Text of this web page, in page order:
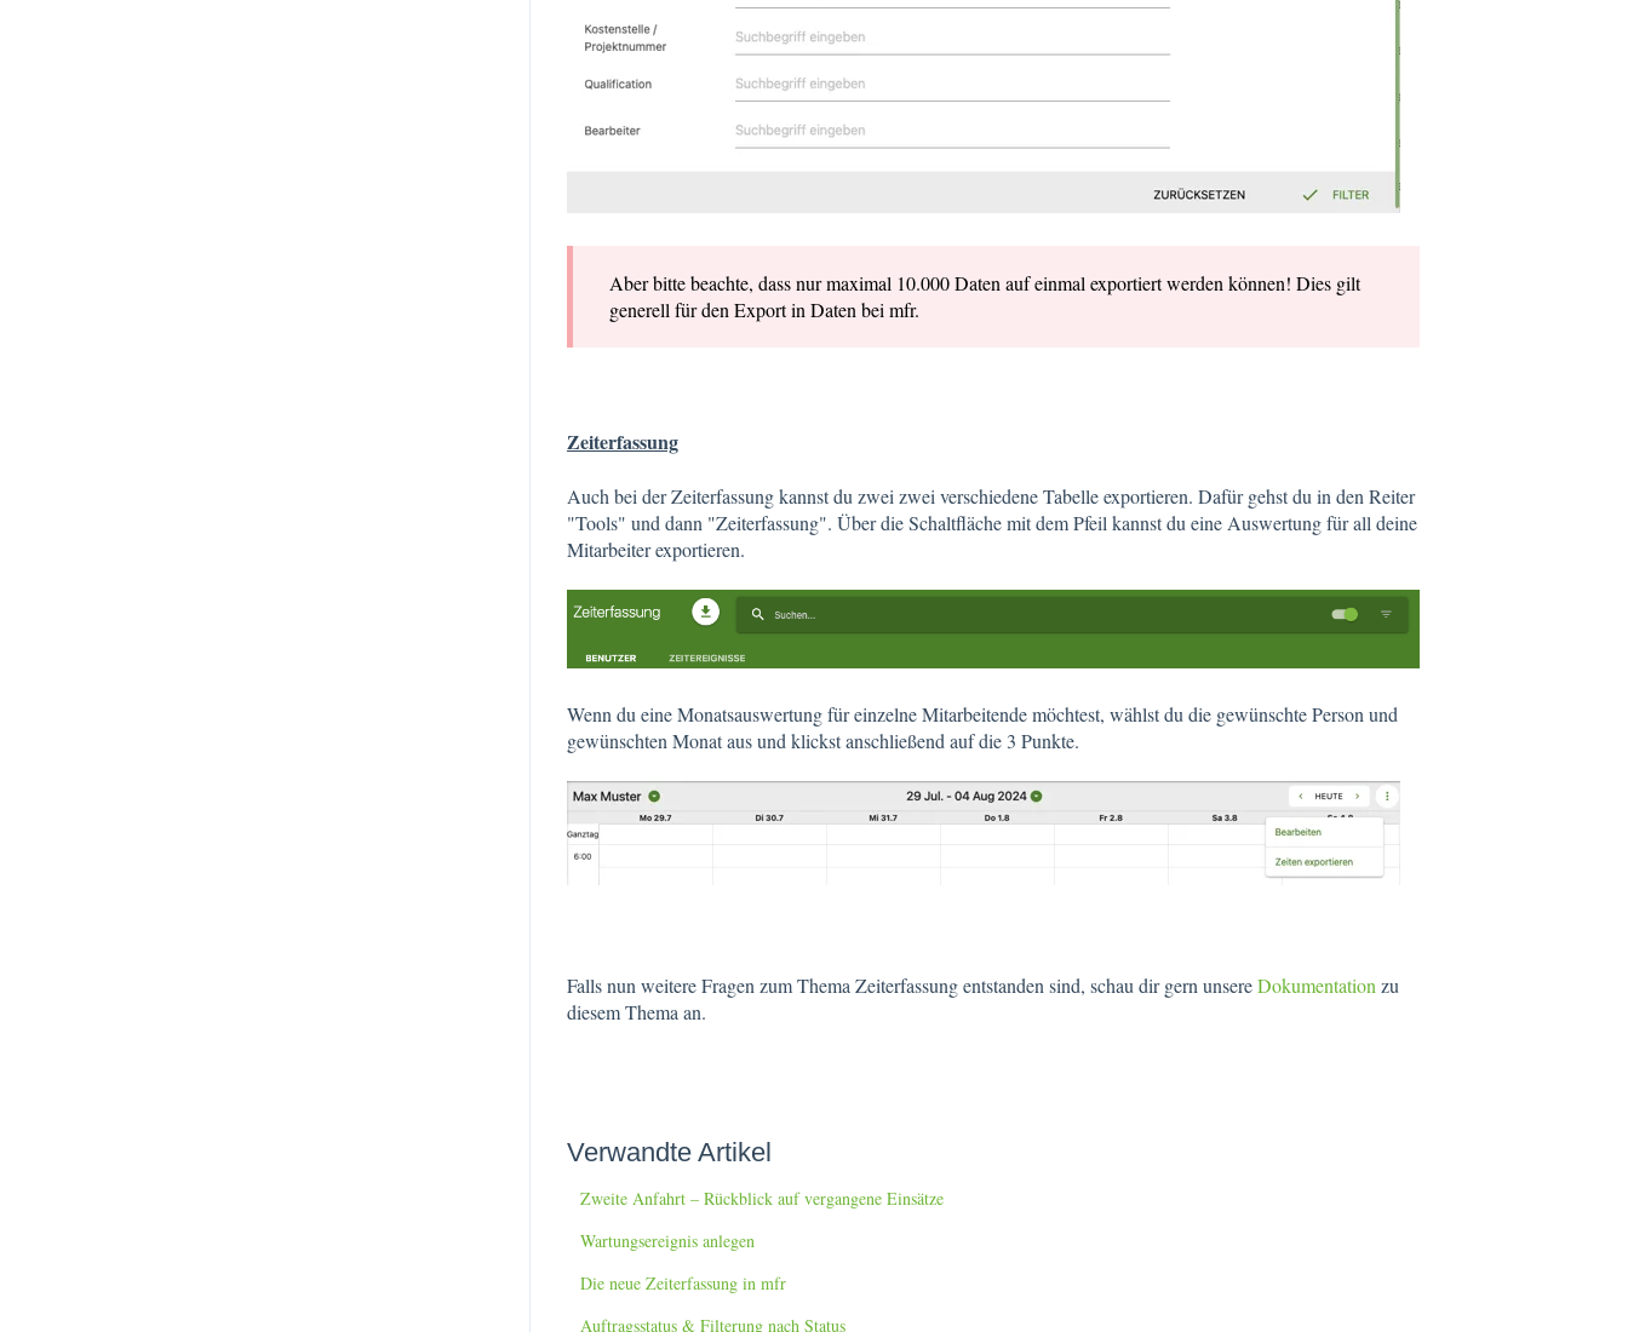
Aber bitte beachte, dass nur maximal 10.000 Daten auf einmal exportiert werden können! Dies gilt
generell für den Export in Daten bei mfr.
Zeiterfassung
Auch bei der Zeiterfassung kannst du zwei zwei verschiedene Tabelle exportieren. Dafür gehst du in den Reiter
"Tools" und dann "Zeiterfassung". Über die Schaltfläche mit dem Pfeil kannst du eine Auswertung für all deine
Mitarbeiter exportieren.
Wenn du eine Monatsauswertung für einzelne Mitarbeitende möchtest, wählst du die gewünschte Person und
gewünschten Monat aus und klickst anschließend auf die 3 Punkte.
Falls nun weitere Fragen zum Thema Zeiterfassung entstanden sind, schau dir gern unsereDokumentation zu
diesem Thema an.
Verwandte Artikel
Zweite Anfahrt – Rückblick auf vergangene Einsätze
Wartungsereignis anlegen
Die neue Zeiterfassung in mfr
Auftragsstatus & Filterung nach Status